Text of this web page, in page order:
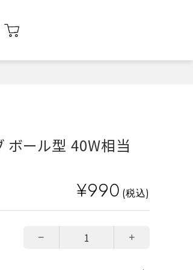
ボール型 40W相当
¥990 (税込)
− +